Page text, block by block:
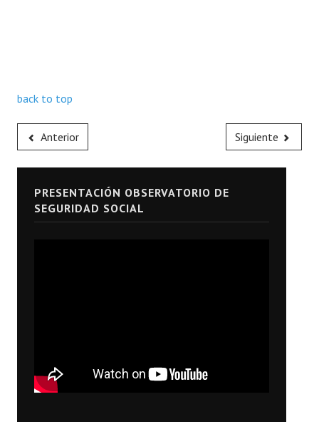
back to top
Anterior Siguiente
PRESENTACIÓN OBSERVATORIO DE
SEGURIDAD SOCIAL